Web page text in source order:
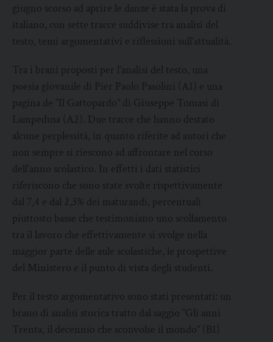
giugno scorso ad aprire le danze è stata la prova di
italiano, con sette tracce suddivise tra analisi del
testo, temi argomentativi e riflessioni sull’attualità.
Tra i brani proposti per l’analisi del testo, una
poesia giovanile di Pier Paolo Pasolini (A1) e una
pagina de “Il Gattopardo” di Giuseppe Tomasi di
Lampedusa (A2). Due tracce che hanno destato
alcune perplessità, in quanto riferite ad autori che
non sempre si riescono ad affrontare nel corso
dell’anno scolastico. In effetti i dati statistici
riferiscono che sono state svolte rispettivamente
dal 7,4 e dal 2,3% dei maturandi, percentuali
piuttosto basse che testimoniano uno scollamento
tra il lavoro che effettivamente si svolge nella
maggior parte delle aule scolastiche, le prospettive
del Ministero e il punto di vista degli studenti.
Per il testo argomentativo sono stati presentati: un
brano di analisi storica tratto dal saggio “Gli anni
Trenta, il decennio che sconvolse il mondo” (B1)